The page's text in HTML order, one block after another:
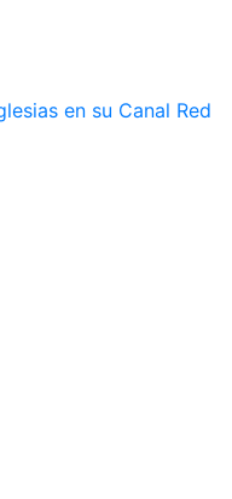
en su Canal Red